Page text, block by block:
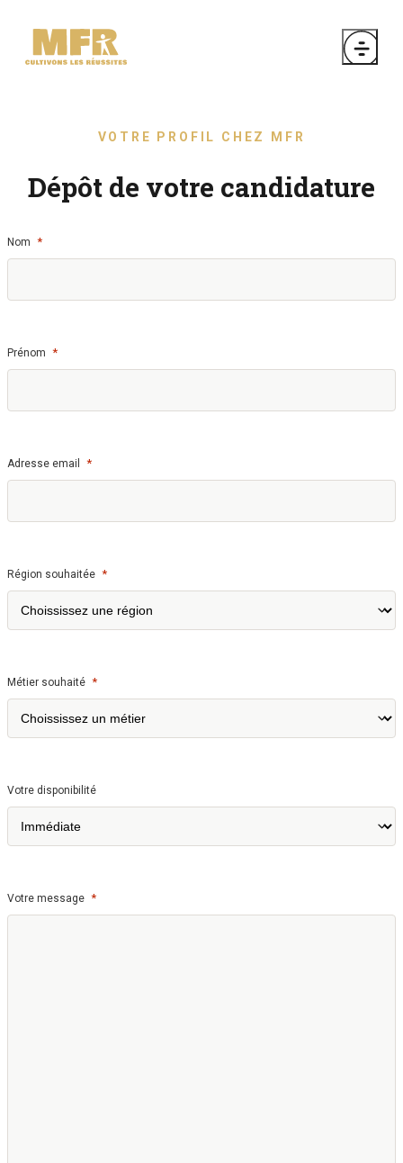
VOTRE PROFIL CHEZ MFR
Dépôt de votre candidature
Nom *
Prénom *
Adresse email *
Région souhaitée *
Métier souhaité *
Votre disponibilité
Votre message *